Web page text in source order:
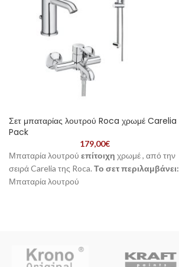
Σετ μπαταρίας λουτρού Roca χρωμέ Carelia
Pack
179,00€
Μπαταρία λουτρού επίτοιχη χρωμέ , από την
σειρά Carelia της Roca. Το σετ περιλαμβάνει:
Μπαταρία λουτρού